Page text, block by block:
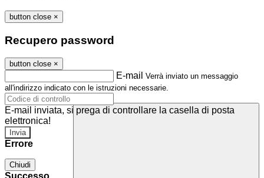
button close ×
Recupero password
button close ×
E-mail Verrà inviato un messaggio
all'indirizzo indicato con le istruzioni necessarie.
E-mail inviata, si prega di controllare la casella di posta
elettronica!
Errore
Chiudi